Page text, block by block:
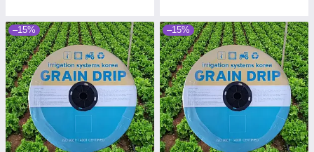
–15% –15%